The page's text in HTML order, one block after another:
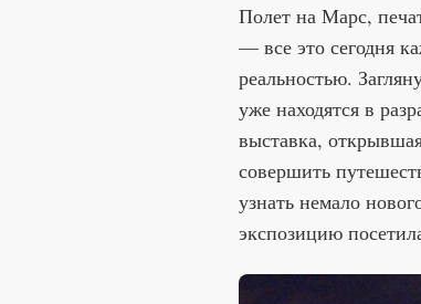
Полет на Марс,
— все это сегодня
реальностью.
уже находятся в
выставка,
совершить
узнать немало
экспозицию